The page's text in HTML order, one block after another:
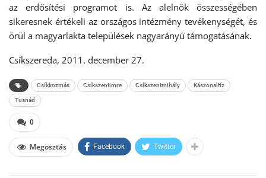
az erdősítési programot is. Az alelnök összességében
sikeresnek értékeli az országos intézmény tevékenységét, és
örül a magyarlakta települések nagyarányú támogatásának.
Csíkszereda, 2011. december 27.
Csíkkozmás Csíkszentimre Csíkszentmihály Kászonaltíz
Tusnád
0
Megosztás Facebook Twitter